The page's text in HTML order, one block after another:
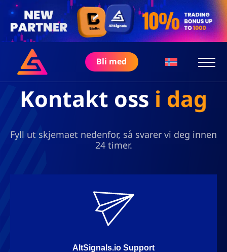
Bli med
Kontakt oss i dag
Fyll ut skjemaet nedenfor, så svarer vi deg innen
24 timer.